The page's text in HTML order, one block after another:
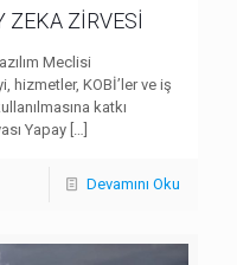
ZEKA ZİRVESİ
Meclisi
hizmetler, KOBİ’ler ve iş
katkı
Yapay […]
Devamını Oku